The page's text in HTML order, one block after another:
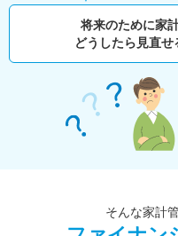
将来のために家
どうしたら見直せ
そんな家計